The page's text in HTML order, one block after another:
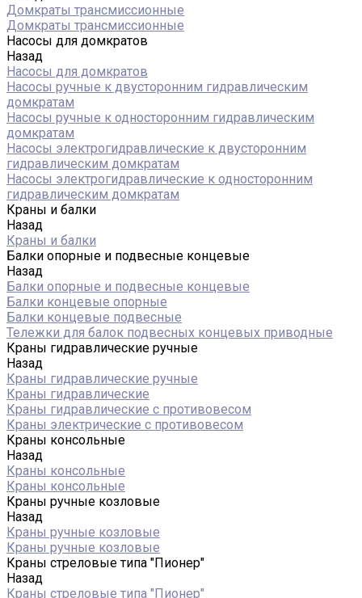
Домкраты трансмиссионные
Домкраты трансмиссионные
Насосы для домкратов
Назад
Насосы для домкратов
Насосы ручные к двусторонним гидравлическим
домкратам
Насосы ручные к односторонним гидравлическим
домкратам
Насосы электрогидравлические к двусторонним
гидравлическим домкратам
Насосы электрогидравлические к односторонним
гидравлическим домкратам
Краны и балки
Назад
Краны и балки
Балки опорные и подвесные концевые
Назад
Балки опорные и подвесные концевые
Балки концевые опорные
Балки концевые подвесные
Тележки для балок подвесных концевых приводные
Краны гидравлические ручные
Назад
Краны гидравлические ручные
Краны гидравлические
Краны гидравлические с противовесом
Краны электрические с противовесом
Краны консольные
Назад
Краны консольные
Краны консольные
Краны ручные козловые
Назад
Краны ручные козловые
Краны ручные козловые
Краны стреловые типа "Пионер"
Назад
Краны стреловые типа "Пионер"